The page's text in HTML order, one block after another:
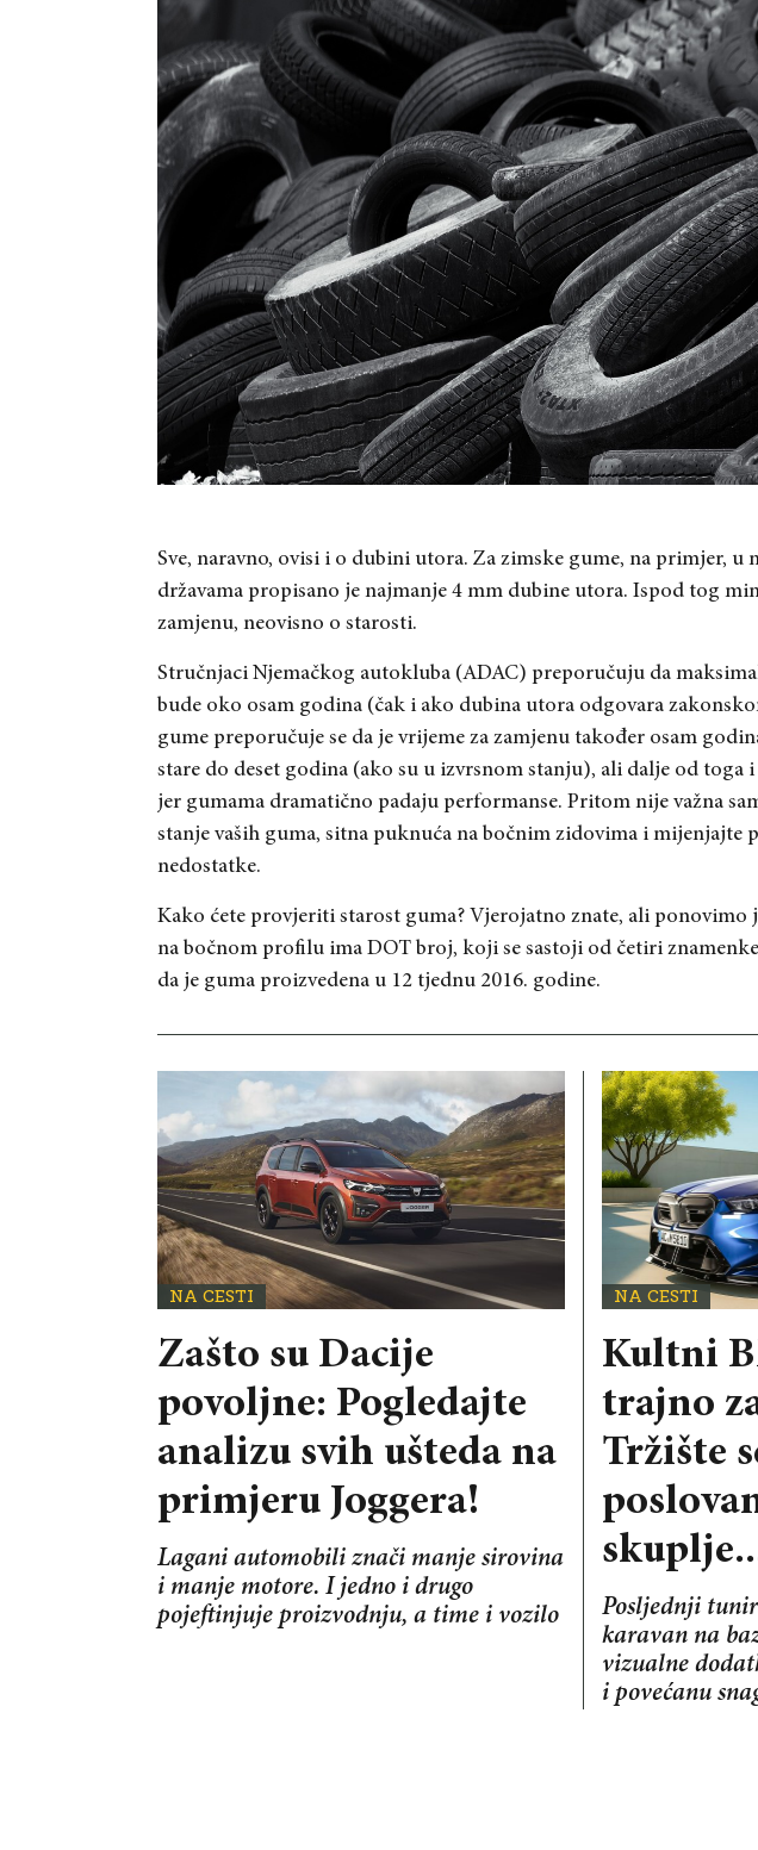
Sve, naravno, ovisi i o dubini utora. Za zimske gume, na primjer,
državama propisano je najmanje 4 mm dubine utora. Ispod tog
zamjenu, neovisno o starosti.
Stručnjaci Njemačkog autokluba (ADAC) preporučuju da
bude oko osam godina (čak i ako dubina utora odgovara
gume preporučuje se da je vrijeme za zamjenu također osam
stare do deset godina (ako su u izvrsnom stanju), ali dalje od
jer gumama dramatično padaju performanse. Pritom nije važna
stanje vaših guma, sitna puknuća na bočnim zidovima i mijenjajte
nedostatke.
Kako ćete provjeriti starost guma? Vjerojatno znate, ali ponovimo
na bočnom profilu ima DOT broj, koji se sastoji od četiri
da je guma proizvedena u 12 tjednu 2016. godine.
NA CESTI
Zašto su Dacije
povoljne: Pogledajte
analizu svih ušteda na
primjeru Joggera!
Lagani automobili znači manje sirovina
i manje motore. I jedno i drugo
pojeftinjuje proizvodnju, a time i vozilo
NA CESTI
Kultni
trajno
Tržište
Posljednji
karavan na
vizualne
i povećanu